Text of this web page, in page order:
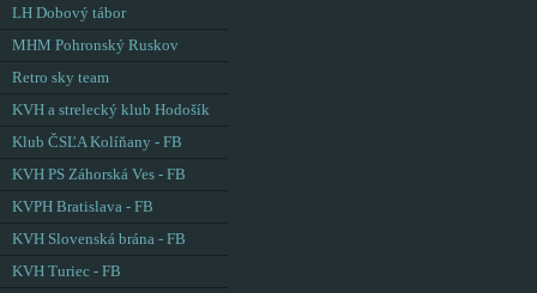
LH Dobový tábor
MHM Pohronský Ruskov
Retro sky team
KVH a strelecký klub Hodošík
Klub ČSĽA Kolíňany - FB
KVH PS Záhorská Ves - FB
KVPH Bratislava - FB
KVH Slovenská brána - FB
KVH Turiec - FB